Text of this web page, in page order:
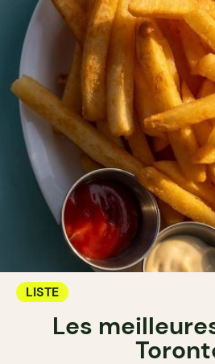
LISTE
Les